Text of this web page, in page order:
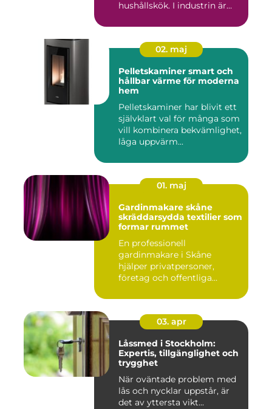
hushållskök. I industrin är
02. maj
Pelletskaminer smart och
hållbar värme för moderna
hem
Pelletskaminer har blivit ett
självklart val för många som
vill kombinera bekvämlighet,
låga uppvärm...
01. maj
Gardinmakare skåne
skräddarsydda textilier som
formar rummet
En professionell
gardinmakare i Skåne
hjälper privatpersoner,
företag och offentliga
03. apr
Låssmed i Stockholm:
Expertis, tillgänglighet och
trygghet
När oväntade problem med
lås och nycklar uppstår, är
det av yttersta vikt...